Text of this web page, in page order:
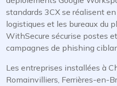
standards 3CX se réalisent
logistiques et les bureaux du
WithSecure sécurise postes
campagnes de phishing
Les entreprises installées à
Romainvilliers, Ferrières-en-